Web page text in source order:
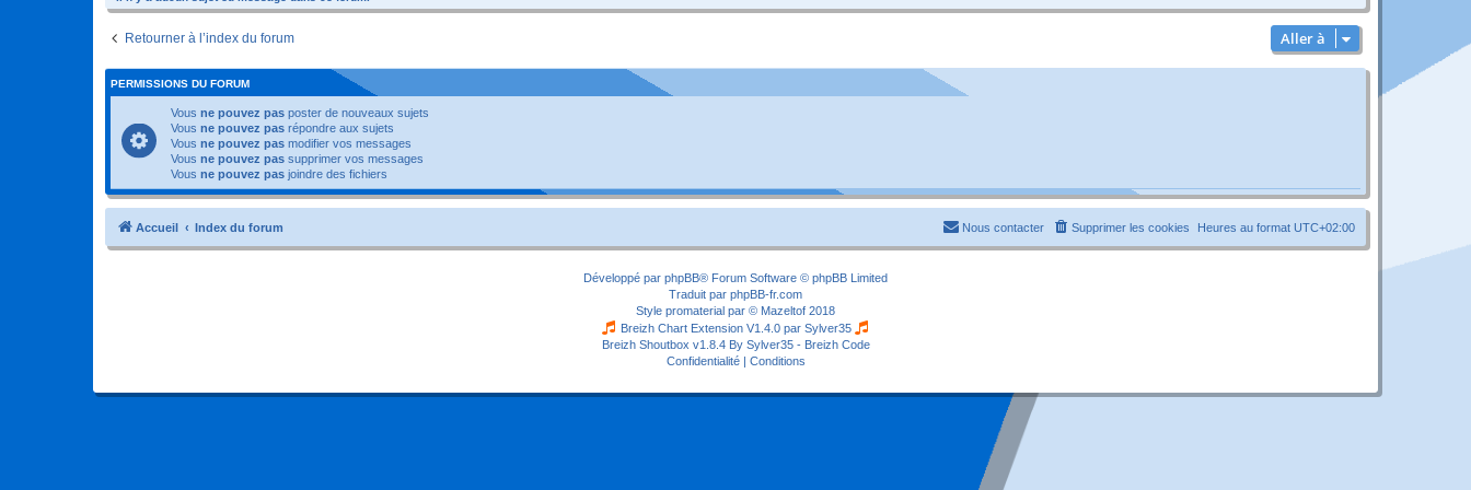
Retourner à l’index du forum Aller à
PERMISSIONS DU FORUM
Vous ne pouvez pas poster de nouveaux sujets
Vous ne pouvez pas répondre aux sujets
Vous ne pouvez pas modifier vos messages
Vous ne pouvez pas supprimer vos messages
Vous ne pouvez pas joindre des fichiers
Accueil Index du forum Heures au format UTC+02:00
Supprimer les cookies
Nous contacter
Développé par phpBB® Forum Software © phpBB Limited
Traduit par phpBB-fr.com
Style promaterial par © Mazeltof 2018
Breizh Chart Extension V1.4.0 par Sylver35
Breizh Shoutbox v1.8.4 By Sylver35 - Breizh Code
Confidentialité| Conditions